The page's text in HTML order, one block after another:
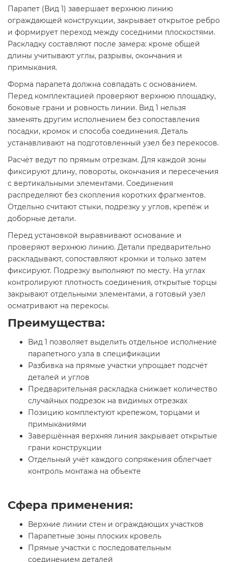
Парапет (Вид 1) завершает верхнюю линию
ограждающей конструкции, закрывает открытое ребро
и формирует переход между соседними плоскостями.
Раскладку составляют после замера: кроме общей
длины учитывают углы, разрывы, окончания и
примыкания.
Форма парапета должна совпадать с основанием.
Перед комплектацией проверяют верхнюю площадку,
боковые грани и ровность линии. Вид 1 нельзя
заменять другим исполнением без сопоставления
посадки, кромок и способа соединения. Деталь
устанавливают на подготовленный узел без перекосов.
Расчёт ведут по прямым отрезкам. Для каждой зоны
фиксируют длину, повороты, окончания и пересечения
с вертикальными элементами. Соединения
распределяют без скопления коротких фрагментов.
Отдельно считают стыки, подрезку у углов, крепёж и
доборные детали.
Перед установкой выравнивают основание и
проверяют верхнюю линию. Детали предварительно
раскладывают, сопоставляют кромки и только затем
фиксируют. Подрезку выполняют по месту. На углах
контролируют плотность соединения, открытые торцы
закрывают отдельными элементами, а готовый узел
осматривают на перекосы.
Преимущества:
Вид 1 позволяет выделить отдельное исполнение
парапетного узла в спецификации
Разбивка на прямые участки упрощает подсчёт
деталей и углов
Предварительная раскладка снижает количество
случайных подрезок на видимых отрезках
Позицию комплектуют крепежом, торцами и
примыканиями
Завершённая верхняя линия закрывает открытые
грани конструкции
Отдельный учёт каждого сопряжения облегчает
контроль монтажа на объекте
Сфера применения:
Верхние линии стен и ограждающих участков
Парапетные зоны плоских кровель
Прямые участки с последовательным
соединением деталей